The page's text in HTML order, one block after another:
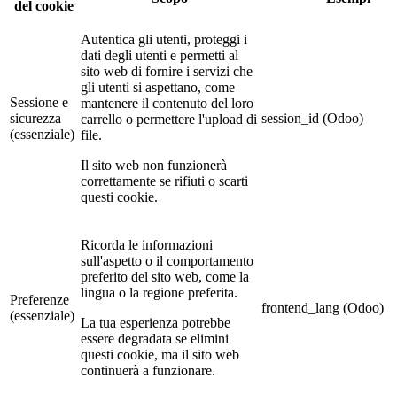
del cookie
Sessione e
sicurezza
(essenziale)
Autentica gli utenti, proteggi i
dati degli utenti e permetti al
sito web di fornire i servizi che
gli utenti si aspettano, come
mantenere il contenuto del loro
carrello o permettere l'upload di
file.
Il sito web non funzionerà
correttamente se rifiuti o scarti
questi cookie.
session_id (Odoo)
Preferenze
(essenziale)
Ricorda le informazioni
sull'aspetto o il comportamento
preferito del sito web, come la
lingua o la regione preferita.
La tua esperienza potrebbe
essere degradata se elimini
questi cookie, ma il sito web
continuerà a funzionare.
frontend_lang (Odoo)